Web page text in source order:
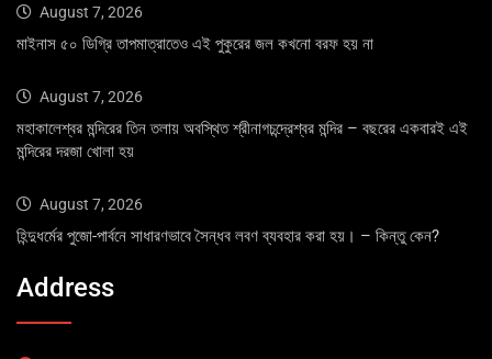
August 7, 2026
মাইনাস ৫০ ডিগ্রি তাপমাত্রাতেও এই পুকুরের জল কখনো বরফ হয় না
August 7, 2026
মহাকালেশ্বর মন্দিরের তিন তলায় অবস্থিত শ্রীনাগচন্দ্রেশ্বর মন্দির – বছরের একবারই এই
মন্দিরের দরজা খোলা হয়
August 7, 2026
হিন্দুধর্মের পুজো-পার্বনে সাধারণভাবে সৈন্ধব লবণ ব্যবহার করা হয়। – কিন্তু কেন?
Address